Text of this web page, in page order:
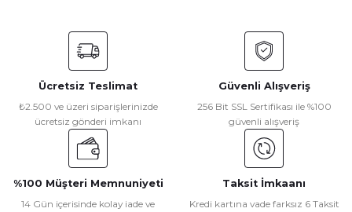
konularda yetersiz gördüğünüz noktaları öneri formunu
kullanarak tarafımıza iletebilirsiniz.
Görüş ve önerileriniz için teşekkür ederiz.
Ürün resmi kalitesiz, bozuk veya görüntülenemiyor.
Ürün açıklamasında eksik bilgiler bulunuyor.
Ürün bilgilerinde hatalar bulunuyor.
Ürün fiyatı diğer sitelerden daha pahalı.
Ücretsiz Teslimat
₺2.500 ve üzeri siparişlerinizde
ücretsiz gönderi imkanı
Güvenli Alışveriş
256 Bit SSL Sertifikası ile %100
güvenli alışveriş
%100 Müşteri Memnuniyeti
14 Gün içerisinde kolay iade ve
Taksit İmkaanı
Kredi kartına vade farksız 6 Taksit